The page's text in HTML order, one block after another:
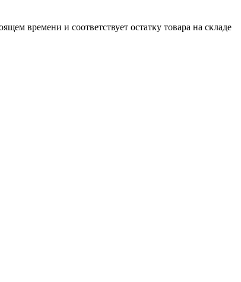
времени и соответствует остатку товара на складе